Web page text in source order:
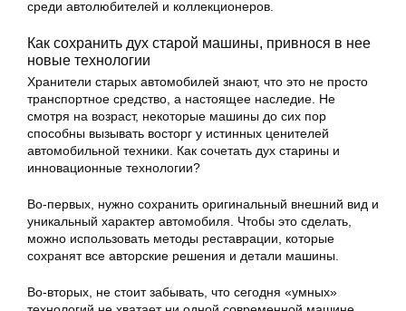
среди автолюбителей и коллекционеров.
Как сохранить дух старой машины, привнося в нее
новые технологии
Хранители старых автомобилей знают, что это не просто
транспортное средство, а настоящее наследие. Не
смотря на возраст, некоторые машины до сих пор
способны вызывать восторг у истинных ценителей
автомобильной техники. Как сочетать дух старины и
инновационные технологии?
Во-первых, нужно сохранить оригинальный внешний вид и
уникальный характер автомобиля. Чтобы это сделать,
можно использовать методы реставрации, которые
сохранят все авторские решения и детали машины.
Во-вторых, не стоит забывать, что сегодня «умных»